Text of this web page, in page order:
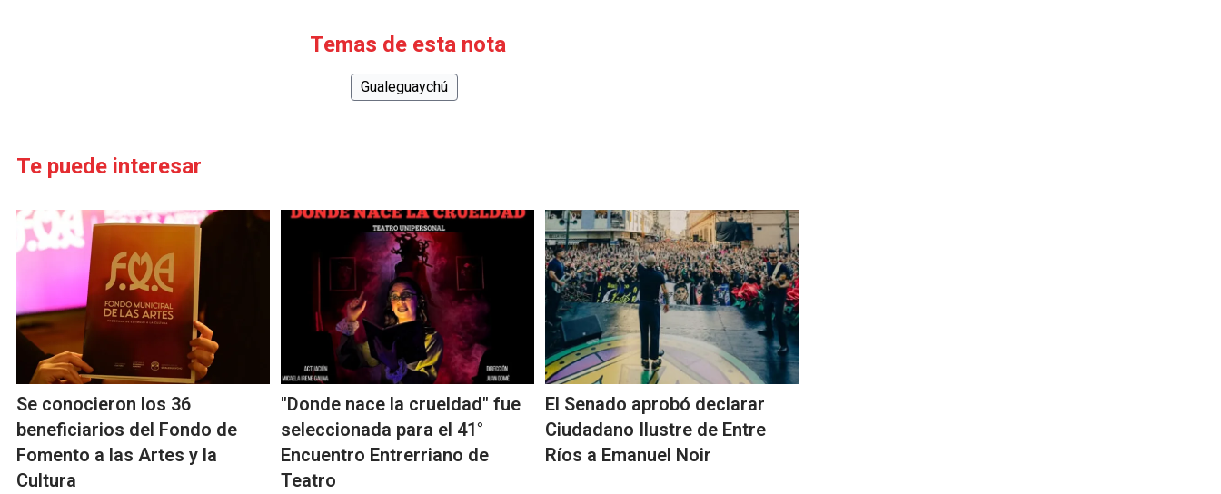
Temas de esta nota
Gualeguaychú
Te puede interesar
Se conocieron los 36
beneficiarios del Fondo de
Fomento a las Artes y la
Cultura
"Donde nace la crueldad" fue
seleccionada para el 41°
Encuentro Entrerriano de
Teatro
El Senado aprobó declarar
Ciudadano Ilustre de Entre
Ríos a Emanuel Noir